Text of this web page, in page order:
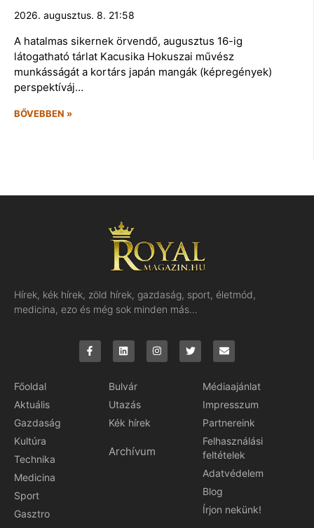
2026. augusztus. 8. 21:58
A hatalmas sikernek örvendő, augusztus 16-ig
látogatható tárlat Kacusika Hokuszai művész
munkásságát a kortárs japán mangák (képregények)
perspektíváj…
BŐVEBBEN »
Hírek, kék hírek, zöld hírek, gazdaság, sport, életmód,
medicina, ezo és még sok minden más…
Főoldal
Aktuális
Gazdaság
Kultúra
Technika
Medicina
Sport
Gasztro
Bulvár
Utazás
Kék hírek
Archívum
Médiaajánlat
Impresszum
Partnereink
Felhasználási
feltételek
Adatvédelem
Blog
Írjon nekünk!